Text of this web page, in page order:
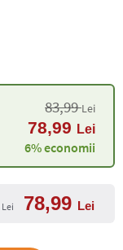
83,99Lei
78,99 Lei
6% economii
Lei 78,99 Lei